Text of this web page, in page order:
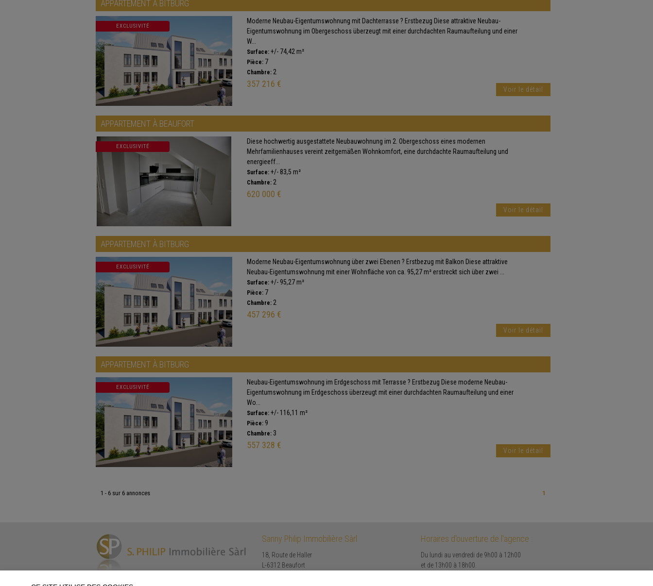
APPARTEMENT À BITBURG
EXCLUSIVITÉ
Moderne Neubau-Eigentumswohnung mit Dachterrasse ? Erstbezug Diese attraktive Neubau-
Eigentumswohnung im Obergeschoss überzeugt mit einer durchdachten Raumaufteilung und einer
W...
Surface: +/- 74,42 m²
Pièce: 7
Chambre: 2
357 216 €
Voir le détail
APPARTEMENT À BEAUFORT
EXCLUSIVITÉ
Diese hochwertig ausgestattete Neubauwohnung im 2. Obergeschoss eines modernen
Mehrfamilienhauses vereint zeitgemäßen Wohnkomfort, eine durchdachte Raumaufteilung und
energieeff...
Surface: +/- 83,5 m²
Chambre: 2
620 000 €
Voir le détail
APPARTEMENT À BITBURG
EXCLUSIVITÉ
Moderne Neubau-Eigentumswohnung über zwei Ebenen ? Erstbezug mit Balkon Diese attraktive
Neubau-Eigentumswohnung mit einer Wohnfläche von ca. 95,27 m² erstreckt sich über zwei ...
Surface: +/- 95,27 m²
Pièce: 7
Chambre: 2
457 296 €
Voir le détail
APPARTEMENT À BITBURG
EXCLUSIVITÉ
Neubau-Eigentumswohnung im Erdgeschoss mit Terrasse ? Erstbezug Diese moderne Neubau-
Eigentumswohnung im Erdgeschoss überzeugt mit einer durchdachten Raumaufteilung und einer
Wo...
Surface: +/- 116,11 m²
Pièce: 9
Chambre: 3
557 328 €
Voir le détail
1 - 6 sur 6 annonces 1
Sanny Philip Immobilière Sàrl
18, Route de Haller
L-6312 Beaufort
Horaires d'ouverture de l'agence :
Du lundi au vendredi de 9h00 à 12h00
et de 13h00 à 18h00.